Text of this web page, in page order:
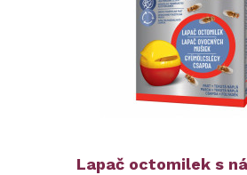
Lapač octomilek s